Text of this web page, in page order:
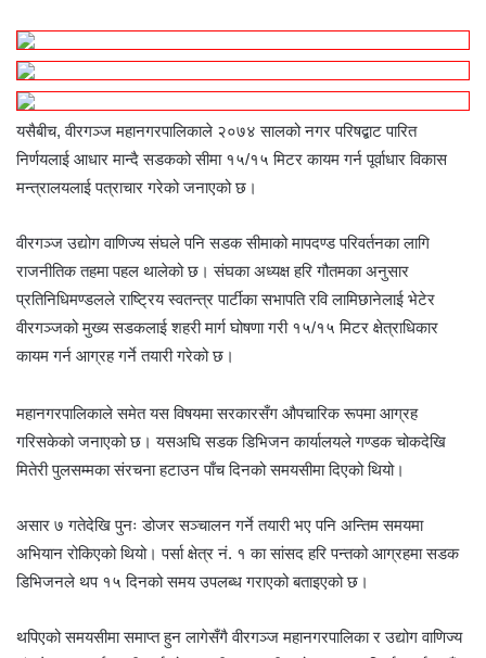
यसैबीच, वीरगञ्ज महानगरपालिकाले २०७४ सालको नगर परिषद्बाट पारित
निर्णयलाई आधार मान्दै सडकको सीमा १५/१५ मिटर कायम गर्न पूर्वाधार विकास
मन्त्रालयलाई पत्राचार गरेको जनाएको छ।
वीरगञ्ज उद्योग वाणिज्य संघले पनि सडक सीमाको मापदण्ड परिवर्तनका लागि
राजनीतिक तहमा पहल थालेको छ। संघका अध्यक्ष हरि गौतमका अनुसार
प्रतिनिधिमण्डलले राष्ट्रिय स्वतन्त्र पार्टीका सभापति रवि लामिछानेलाई भेटेर
वीरगञ्जको मुख्य सडकलाई शहरी मार्ग घोषणा गरी १५/१५ मिटर क्षेत्राधिकार
कायम गर्न आग्रह गर्ने तयारी गरेको छ।
महानगरपालिकाले समेत यस विषयमा सरकारसँग औपचारिक रूपमा आग्रह
गरिसकेको जनाएको छ। यसअघि सडक डिभिजन कार्यालयले गण्डक चोकदेखि
मितेरी पुलसम्मका संरचना हटाउन पाँच दिनको समयसीमा दिएको थियो।
असार ७ गतेदेखि पुनः डोजर सञ्चालन गर्ने तयारी भए पनि अन्तिम समयमा
अभियान रोकिएको थियो। पर्सा क्षेत्र नं. १ का सांसद हरि पन्तको आग्रहमा सडक
डिभिजनले थप १५ दिनको समय उपलब्ध गराएको बताइएको छ।
थपिएको समयसीमा समाप्त हुन लागेसँगै वीरगञ्ज महानगरपालिका र उद्योग वाणिज्य